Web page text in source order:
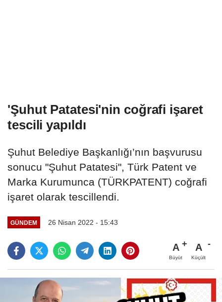
'Şuhut Patatesi'nin coğrafi işaret
tescili yapıldı
Şuhut Belediye Başkanlığı’nın başvurusu
sonucu "Şuhut Patatesi", Türk Patent ve
Marka Kurumunca (TÜRKPATENT) coğrafi
işaret olarak tescillendi.
GÜNDEM 26 Nisan 2022 - 15:43
A
Büyüt
A
Küçült